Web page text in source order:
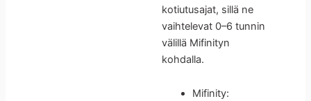
kotiutusajat, sillä ne
vaihtelevat 0–6 tunnin
välillä Mifinityn
kohdalla.
Mifinity: